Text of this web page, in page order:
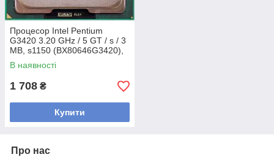
Процесор Intel Pentium
G3420 3.20 GHz / 5 GT / s / 3
MB, s1150 (BX80646G3420),
Tray, б/у
В наявності
1 708 ₴
Купити
Про нас